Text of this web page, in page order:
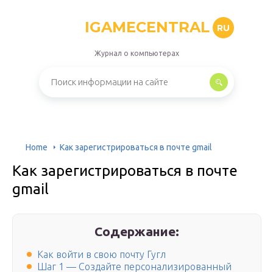
IGAMECENTRAL RU
Журнал о компьютерах
Home Как зарегистрироваться в почте gmail
Как зарегистрироваться в почте
gmail
Содержание:
Как войти в свою почту Гугл
Шаг 1 — Создайте персонализированный